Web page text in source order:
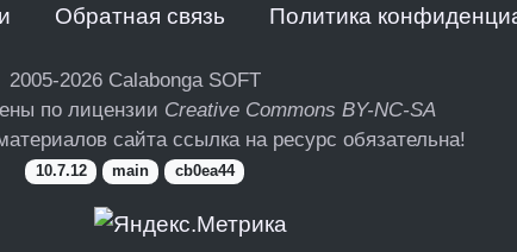
Обратная связь Политика
2005-2026 Calabonga SOFT
по лицензии Creative Commons BY-NC-SA
сайта ссылка на ресурс обязательна!
10.7.12 main cb0ea44